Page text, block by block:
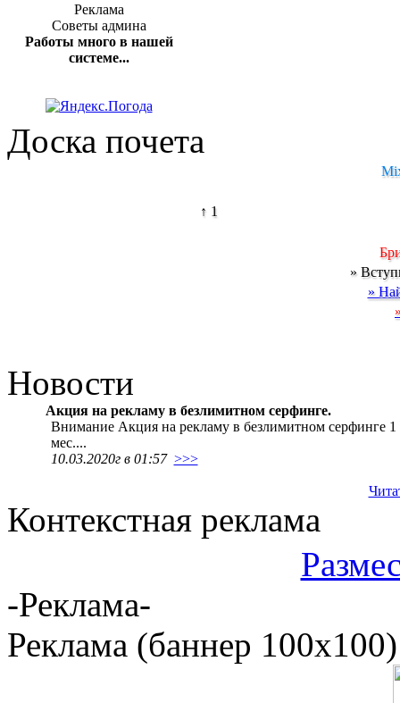
Реклама
Советы админа
Работы много в нашей
системе...
Доска почета
↑ 1
»
»
Новости
Акция на рекламу в безлимитном серфинге.
Внимание Акция на рекламу в безлимитном серфинге 1
мес....
10.03.2020г в 01:57 >>>
Контекстная реклама
-Реклама-
Реклама (баннер 100x100)